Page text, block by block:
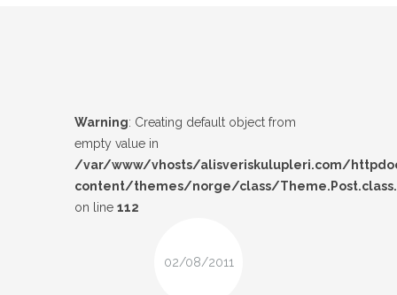
Warning: Creating default object from
empty value in
/var/www/vhosts/alisveriskulupleri.com/
content/themes/norge/class/
on line 112
02/08/2011